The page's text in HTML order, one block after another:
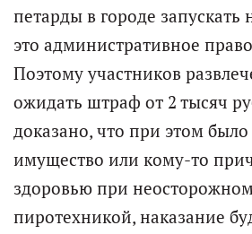
петарды в городе запускать
это административное
Поэтому участников
ожидать штраф от 2 тысяч
доказано, что при этом
имущество или кому-то
здоровью при
пиротехникой, наказание